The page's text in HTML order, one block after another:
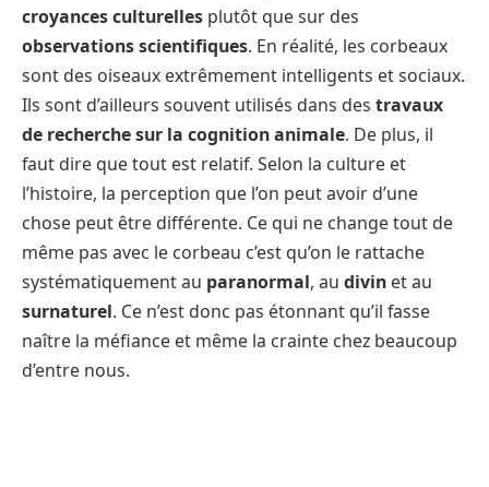
croyances culturelles plutôt que sur des
observations scientifiques. En réalité, les corbeaux
sont des oiseaux extrêmement intelligents et sociaux.
Ils sont d’ailleurs souvent utilisés dans des travaux
de recherche sur la cognition animale. De plus, il
faut dire que tout est relatif. Selon la culture et
l’histoire, la perception que l’on peut avoir d’une
chose peut être différente. Ce qui ne change tout de
même pas avec le corbeau c’est qu’on le rattache
systématiquement au paranormal, au divin et au
surnaturel. Ce n’est donc pas étonnant qu’il fasse
naître la méfiance et même la crainte chez beaucoup
d’entre nous.